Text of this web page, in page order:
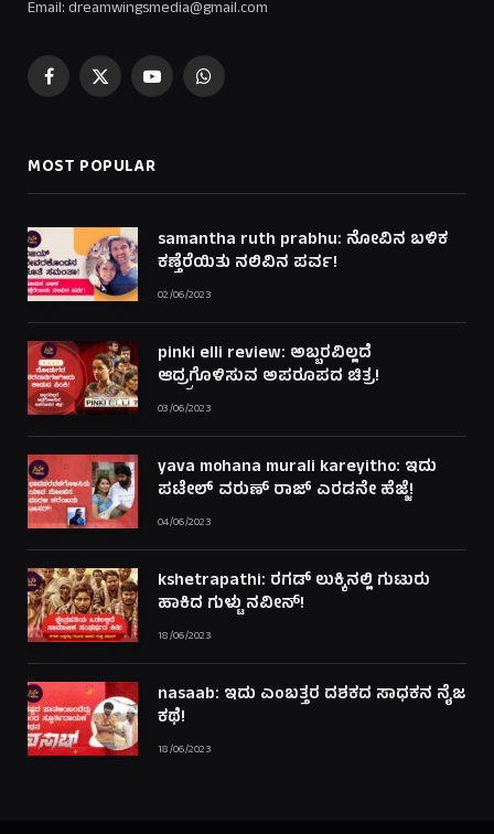
Email: dreamwingsmedia@gmail.com
Facebook
X
YouTubeWhatsApp
MOST POPULAR
samantha ruth prabhu: ನೋವಿನ ಬಳಿಕ
ಕಣ್ತೆರೆಯಿತು ನಲಿವಿನ ಪರ್ವ!
02/06/2023
pinki elli review: ಅಬ್ಬರವಿಲ್ಲದೆ
ಆದ್ರ್ರಗೊಳಿಸುವ ಅಪರೂಪದ ಚಿತ್ರ!
03/06/2023
yava mohana murali kareyitho: ಇದು
ಪಟೇಲ್ ವರುಣ್ ರಾಜ್ ಎರಡನೇ ಹೆಜ್ಜೆ!
04/06/2023
kshetrapathi: ರಗಡ್ ಲುಕ್ಕಿನಲ್ಲಿ ಗುಟುರು
ಹಾಕಿದ ಗುಳ್ಟು ನವೀನ್!
18/06/2023
nasaab: ಇದು ಎಂಬತ್ತರ ದಶಕದ ಸಾಧಕನ ನೈಜ
ಕಥೆ!
18/06/2023